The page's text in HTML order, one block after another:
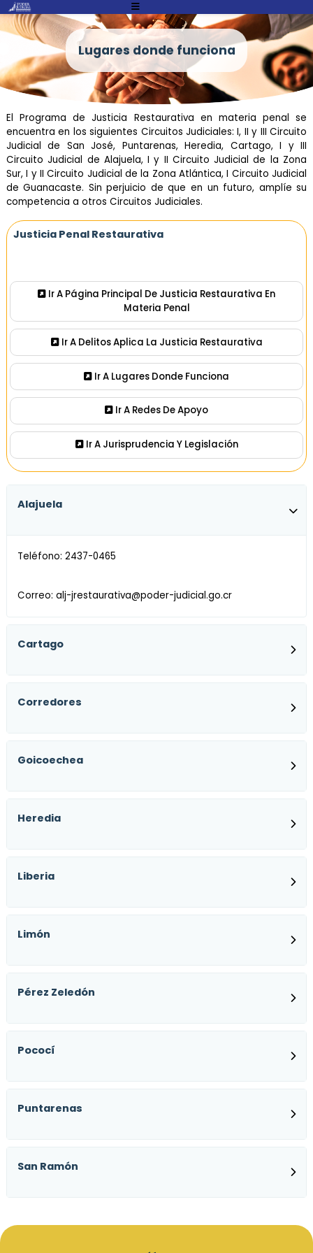
Atención:
Este
sitio
cuenta
con
un
sistema
de
accesibilidad.
Lugares donde funciona
El Programa de Justicia Restaurativa en materia penal se
encuentra en los siguientes Circuitos Judiciales: I, II y III Circuito
Judicial de San José, Puntarenas, Heredia, Cartago, I y III
Circuito Judicial de Alajuela, I y II Circuito Judicial de la Zona
Sur, I y II Circuito Judicial de la Zona Atlántica, I Circuito Judicial
de Guanacaste. Sin perjuicio de que en un futuro, amplíe su
competencia a otros Circuitos Judiciales.
Justicia Penal Restaurativa
Ir A Página Principal De Justicia Restaurativa En
Materia Penal
Ir A Delitos Aplica La Justicia Restaurativa
Ir A Lugares Donde Funciona
Ir A Redes De Apoyo
Ir A Jurisprudencia Y Legislación
Alajuela
Teléfono: 2437-0465
Correo: alj-jrestaurativa@poder-judicial.go.cr
Cartago
Corredores
Goicoechea
Heredia
Liberia
Limón
Pérez Zeledón
Pococí
Puntarenas
San Ramón